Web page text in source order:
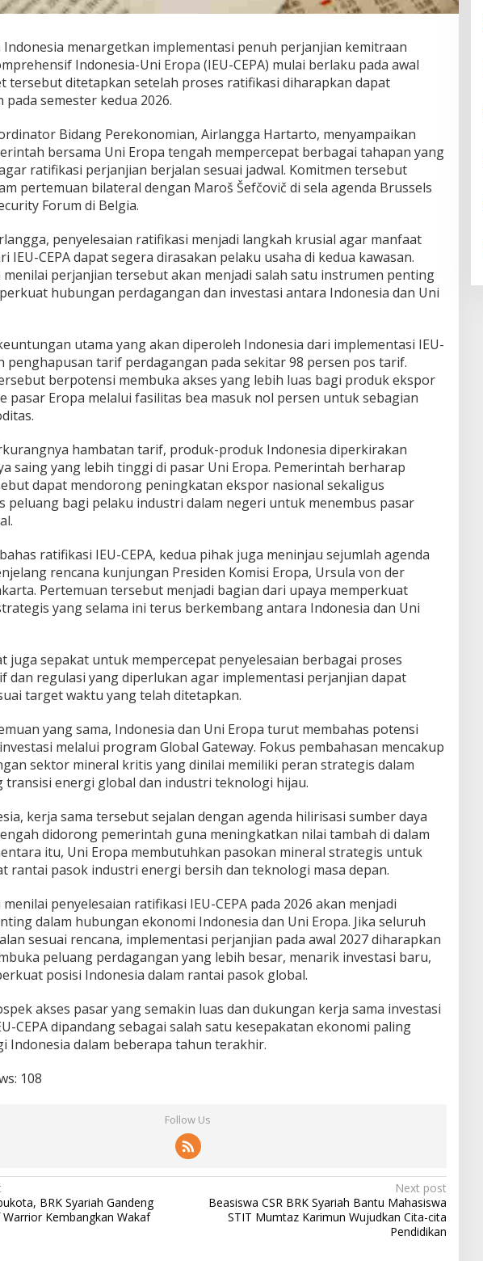
Indonesia menargetkan implementasi penuh perjanjian kemitraan
Indonesia-Uni Eropa (IEU-CEPA) mulai berlaku pada awal
tersebut ditetapkan setelah proses ratifikasi diharapkan dapat
pada semester kedua 2026.
Bidang Perekonomian, Airlangga Hartarto, menyampaikan
bersama Uni Eropa tengah mempercepat berbagai tahapan yang
ratifikasi perjanjian berjalan sesuai jadwal. Komitmen tersebut
pertemuan bilateral dengan Maroš Šefčovič di sela agenda Brussels
Forum di Belgia.
penyelesaian ratifikasi menjadi langkah krusial agar manfaat
IEU-CEPA dapat segera dirasakan pelaku usaha di kedua kawasan.
menilai perjanjian tersebut akan menjadi salah satu instrumen penting
hubungan perdagangan dan investasi antara Indonesia dan Uni
utama yang akan diperoleh Indonesia dari implementasi IEU-
penghapusan tarif perdagangan pada sekitar 98 persen pos tarif.
berpotensi membuka akses yang lebih luas bagi produk ekspor
pasar Eropa melalui fasilitas bea masuk nol persen untuk sebagian
hambatan tarif, produk-produk Indonesia diperkirakan
saing yang lebih tinggi di pasar Uni Eropa. Pemerintah berharap
dapat mendorong peningkatan ekspor nasional sekaligus
peluang bagi pelaku industri dalam negeri untuk menembus pasar
ratifikasi IEU-CEPA, kedua pihak juga meninjau sejumlah agenda
rencana kunjungan Presiden Komisi Eropa, Ursula von der
Pertemuan tersebut menjadi bagian dari upaya memperkuat
yang selama ini terus berkembang antara Indonesia dan Uni
juga sepakat untuk mempercepat penyelesaian berbagai proses
dan regulasi yang diperlukan agar implementasi perjanjian dapat
target waktu yang telah ditetapkan.
yang sama, Indonesia dan Uni Eropa turut membahas potensi
melalui program Global Gateway. Fokus pembahasan mencakup
sektor mineral kritis yang dinilai memiliki peran strategis dalam
transisi energi global dan industri teknologi hijau.
kerja sama tersebut sejalan dengan agenda hilirisasi sumber daya
didorong pemerintah guna meningkatkan nilai tambah di dalam
itu, Uni Eropa membutuhkan pasokan mineral strategis untuk
rantai pasok industri energi bersih dan teknologi masa depan.
penyelesaian ratifikasi IEU-CEPA pada 2026 akan menjadi
dalam hubungan ekonomi Indonesia dan Uni Eropa. Jika seluruh
sesuai rencana, implementasi perjanjian pada awal 2027 diharapkan
peluang perdagangan yang lebih besar, menarik investasi baru,
posisi Indonesia dalam rantai pasok global.
akses pasar yang semakin luas dan dukungan kerja sama investasi
CEPA dipandang sebagai salah satu kesepakatan ekonomi paling
Indonesia dalam beberapa tahun terakhir.
108
Follow Us
BRK Syariah Gandeng
Kembangkan Wakaf
Next post
Beasiswa CSR BRK Syariah Bantu Mahasiswa
STIT Mumtaz Karimun Wujudkan Cita-cita
Pendidikan